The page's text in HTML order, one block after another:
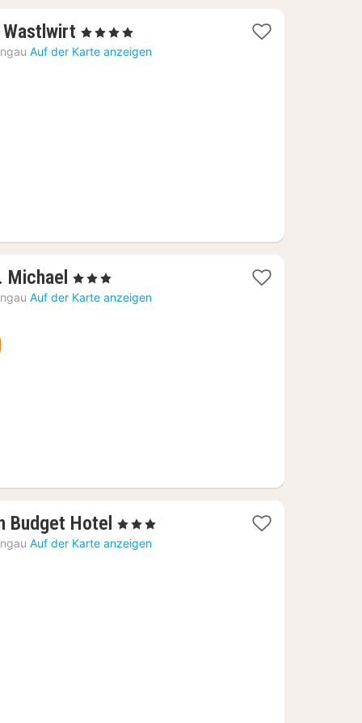
1
Nacht
, 4 Sterne
Auf der Karte anzeigen
1
Nacht
, 3 Sterne
Auf der Karte anzeigen
Budget Hotel 1
Nacht
, 3 Sterne
Auf der Karte anzeigen